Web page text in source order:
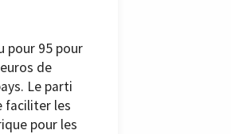
pour 95 pour
de
Le parti
faciliter les
pour les